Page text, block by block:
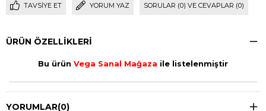
TAVSIYE ET YORUM YAZ SORULAR (0) VE CEVAPLAR (0)
ÜRÜN ÖZELLIKLERI
Bu ürün Vega Sanal Mağaza ile listelenmiştir
YORUMLAR(0)